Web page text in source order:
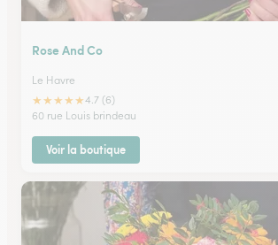
Rose And Co
Le Havre
★★★★★4.7 (6)
60 rue Louis brindeau
Voir la boutique